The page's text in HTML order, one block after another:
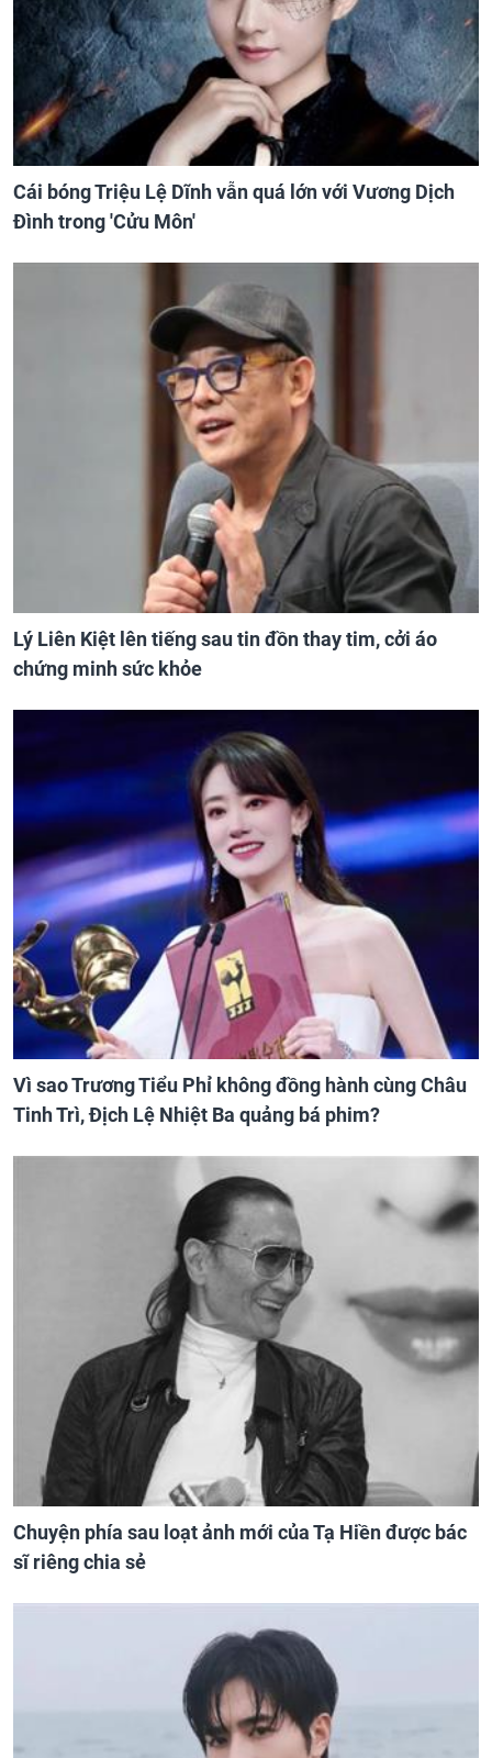
Cái bóng Triệu Lệ Dĩnh vẫn quá lớn với Vương Dịch
Đình trong 'Cửu Môn'
Lý Liên Kiệt lên tiếng sau tin đồn thay tim, cởi áo
chứng minh sức khỏe
Vì sao Trương Tiểu Phỉ không đồng hành cùng Châu
Tinh Trì, Địch Lệ Nhiệt Ba quảng bá phim?
Chuyện phía sau loạt ảnh mới của Tạ Hiền được bác
sĩ riêng chia sẻ